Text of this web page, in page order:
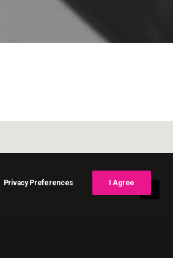
Privacy Preferences I Agree